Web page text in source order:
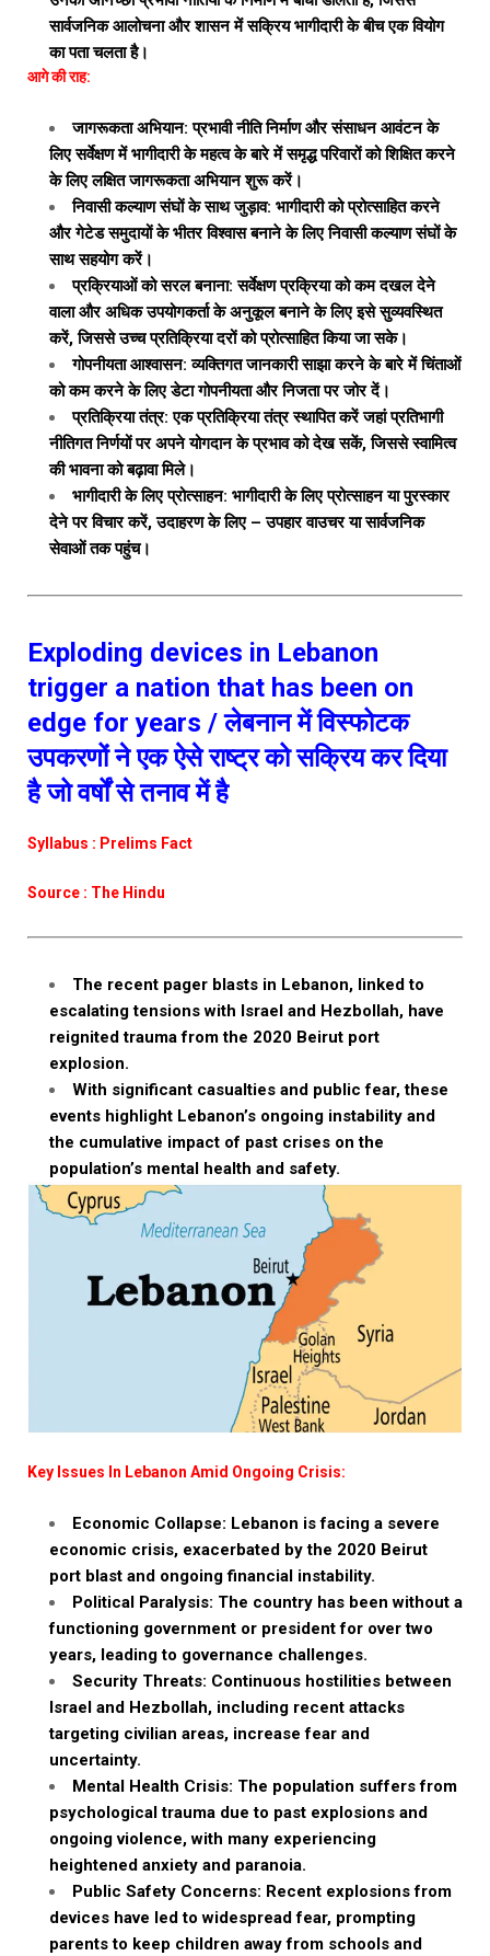
सार्वजनिक आलोचना और शासन में सक्रिय भागीदारी के बीच एक वियोग
का पता चलता है।
आगे की राह:
जागरूकता अभियान: प्रभावी नीति निर्माण और संसाधन आवंटन के
लिए सर्वेक्षण में भागीदारी के महत्व के बारे में समृद्ध परिवारों को शिक्षित करने
के लिए लक्षित जागरूकता अभियान शुरू करें।
निवासी कल्याण संघों के साथ जुड़ाव: भागीदारी को प्रोत्साहित करने
और गेटेड समुदायों के भीतर विश्वास बनाने के लिए निवासी कल्याण संघों के
साथ सहयोग करें।
प्रक्रियाओं को सरल बनाना: सर्वेक्षण प्रक्रिया को कम दखल देने
वाला और अधिक उपयोगकर्ता के अनुकूल बनाने के लिए इसे सुव्यवस्थित
करें, जिससे उच्च प्रतिक्रिया दरों को प्रोत्साहित किया जा सके।
गोपनीयता आश्वासन: व्यक्तिगत जानकारी साझा करने के बारे में चिंताओं
को कम करने के लिए डेटा गोपनीयता और निजता पर जोर दें।
प्रतिक्रिया तंत्र: एक प्रतिक्रिया तंत्र स्थापित करें जहां प्रतिभागी
नीतिगत निर्णयों पर अपने योगदान के प्रभाव को देख सकें, जिससे स्वामित्व
की भावना को बढ़ावा मिले।
भागीदारी के लिए प्रोत्साहन: भागीदारी के लिए प्रोत्साहन या पुरस्कार
देने पर विचार करें, उदाहरण के लिए – उपहार वाउचर या सार्वजनिक
सेवाओं तक पहुंच।
Exploding devices in Lebanon
trigger a nation that has been on
edge for years / लेबनान में विस्फोटक
उपकरणों ने एक ऐसे राष्ट्र को सक्रिय कर दिया
है जो वर्षों से तनाव में है
Syllabus : Prelims Fact
Source : The Hindu
The recent pager blasts in Lebanon, linked to
escalating tensions with Israel and Hezbollah, have
reignited trauma from the 2020 Beirut port
explosion.
With significant casualties and public fear, these
events highlight Lebanon’s ongoing instability and
the cumulative impact of past crises on the
population’s mental health and safety.
Key Issues In Lebanon Amid Ongoing Crisis:
Economic Collapse: Lebanon is facing a severe
economic crisis, exacerbated by the 2020 Beirut
port blast and ongoing financial instability.
Political Paralysis: The country has been without a
functioning government or president for over two
years, leading to governance challenges.
Security Threats: Continuous hostilities between
Israel and Hezbollah, including recent attacks
targeting civilian areas, increase fear and
uncertainty.
Mental Health Crisis: The population suffers from
psychological trauma due to past explosions and
ongoing violence, with many experiencing
heightened anxiety and paranoia.
Public Safety Concerns: Recent explosions from
devices have led to widespread fear, prompting
parents to keep children away from schools and